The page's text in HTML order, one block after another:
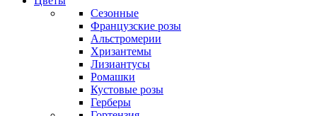
Сезонные
Французские розы
Альстромерии
Хризантемы
Лизиантусы
Ромашки
Кустовые розы
Герберы